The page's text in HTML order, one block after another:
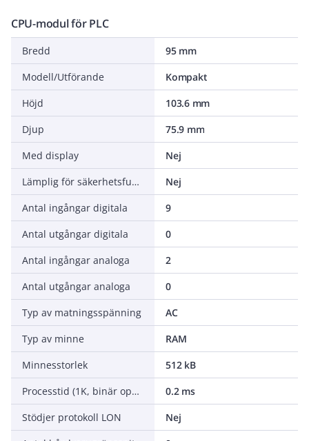
CPU-modul för PLC
Bredd
95 mm
Modell/Utförande
Kompakt
Höjd
103.6 mm
Djup
75.9 mm
Med display
Nej
Lämplig för säkerhetsfunktioner
Nej
Antal ingångar digitala
9
Antal utgångar digitala
0
Antal ingångar analoga
2
Antal utgångar analoga
0
Typ av matningsspänning
AC
Typ av minne
RAM
Minnesstorlek
512 kB
Processtid (1K, binär operation)
0.2 ms
Stödjer protokoll LON
Nej